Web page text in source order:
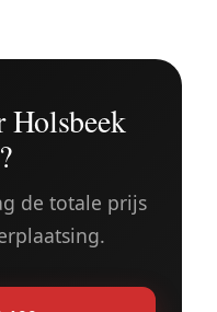
Holsbeek
de totale prijs